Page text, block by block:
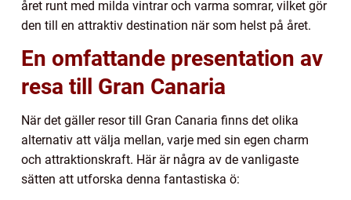
året runt med milda vintrar och varma somrar, vilket gör
den till en attraktiv destination när som helst på året.
En omfattande presentation av
resa till Gran Canaria
När det gäller resor till Gran Canaria finns det olika
alternativ att välja mellan, varje med sin egen charm
och attraktionskraft. Här är några av de vanligaste
sätten att utforska denna fantastiska ö: